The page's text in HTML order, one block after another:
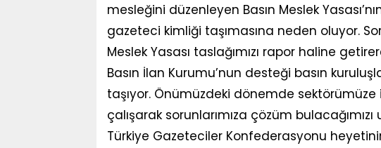
mesleğini düzenleyen Basın Meslek
gazeteci kimliği taşımasına neden oluyor.
Meslek Yasası taslağımızı rapor haline
Basın İlan Kurumu’nun desteği basın
taşıyor. Önümüzdeki dönemde
çalışarak sorunlarımıza çözüm
Türkiye Gazeteciler Konfederasyonu